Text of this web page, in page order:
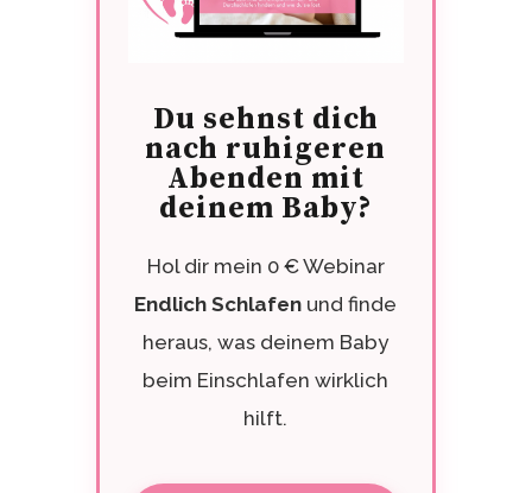
Du sehnst dich
nach ruhigeren
Abenden mit
deinem Baby?
Hol dir mein 0 € Webinar
Endlich Schlafen und finde
heraus, was deinem Baby
beim Einschlafen wirklich
hilft.